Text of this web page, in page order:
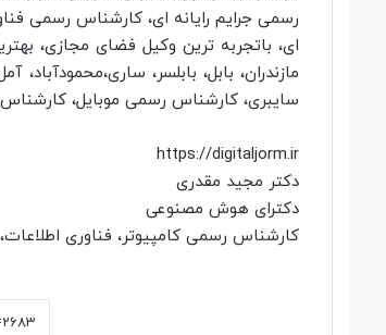
رسمی جرایم رایانه ای، کارشناس رسمی
ای، باتجربه ترین وکیل فضای مجازی،
مازندران، بابل، بابلسر،
سایبری، کارشناس رسمی موبایل،
https://digitaljorm.ir
دکتر مجید مقدری
دکترای هوش مصنوعی
کارشناس رسمی کامپیوتر، فناوری